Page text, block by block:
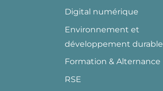
Digital numérique
Environnement et
développement durable
Formation & Alternance
RSE